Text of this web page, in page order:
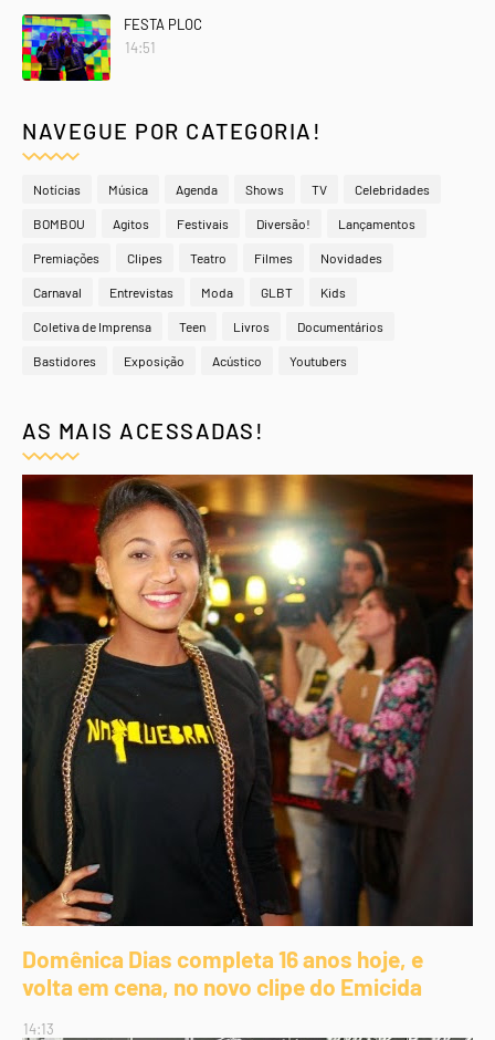
FESTA PLOC
14:51
NAVEGUE POR CATEGORIA!
Notícias Música Agenda Shows TV Celebridades
BOMBOU Agitos Festivais Diversão! Lançamentos
Premiações Clipes Teatro Filmes Novidades
Carnaval Entrevistas Moda GLBT Kids
Coletiva de Imprensa Teen Livros Documentários
Bastidores Exposição Acústico Youtubers
AS MAIS ACESSADAS!
Domênica Dias completa 16 anos hoje, e
volta em cena, no novo clipe do Emicida
14:13